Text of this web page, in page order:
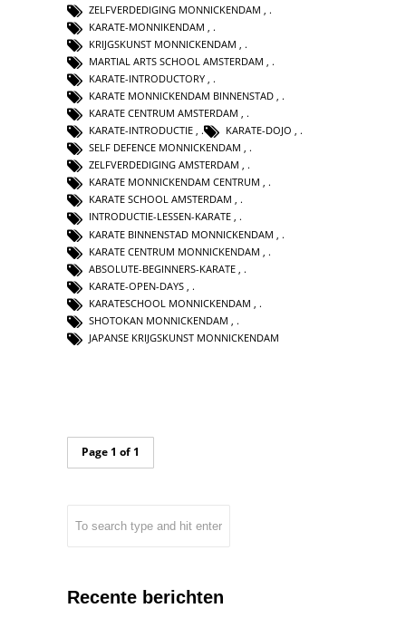
ZELFVERDEDIGING MONNICKENDAM
KARATE-MONNIKENDAM
KRIJGSKUNST MONNICKENDAM
MARTIAL ARTS SCHOOL AMSTERDAM
KARATE-INTRODUCTORY
KARATE MONNICKENDAM BINNENSTAD ,
KARATE CENTRUM AMSTERDAM ,
KARATE-INTRODUCTIE , KARATE-DOJO ,
SELF DEFENCE MONNICKENDAM ,
ZELFVERDEDIGING AMSTERDAM ,
KARATE MONNICKENDAM CENTRUM ,
KARATE SCHOOL AMSTERDAM ,
INTRODUCTIE-LESSEN-KARATE ,
KARATE BINNENSTAD MONNICKENDAM
KARATE CENTRUM MONNICKENDAM
ABSOLUTE-BEGINNERS-KARATE
KARATE-OPEN-DAYS
KARATESCHOOL MONNICKENDAM
SHOTOKAN MONNICKENDAM
JAPANSE KRIJGSKUNST MONNICKENDAM
Page 1 of 1
Recente berichten